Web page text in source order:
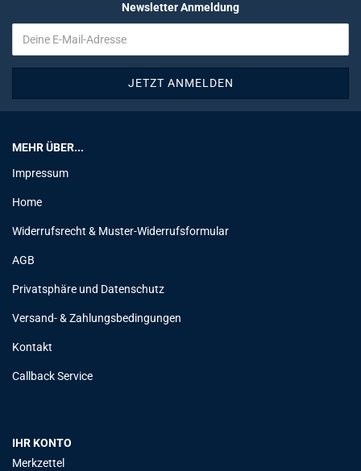
Newsletter Anmeldung
MEHR ÜBER...
Impressum
Home
Widerrufsrecht & Muster-Widerrufsformular
AGB
Privatsphäre und Datenschutz
Versand- & Zahlungsbedingungen
Kontakt
Callback Service
IHR KONTO
Merkzettel